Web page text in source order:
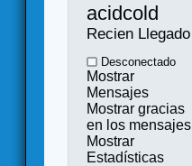
acidcold
Recien Llegado
Desconectado
Mostrar
Mensajes
Mostrar gracias
en los mensajes
Mostrar
Estadísticas